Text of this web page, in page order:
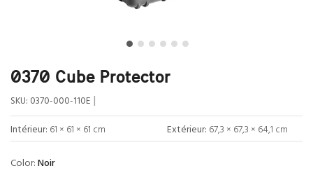
0370 Cube Protector
SKU: 0370-000-110E |
Intérieur: 61 × 61 × 61 cm Extérieur: 67,3 × 67,3 × 64,1 cm
Color:Noir